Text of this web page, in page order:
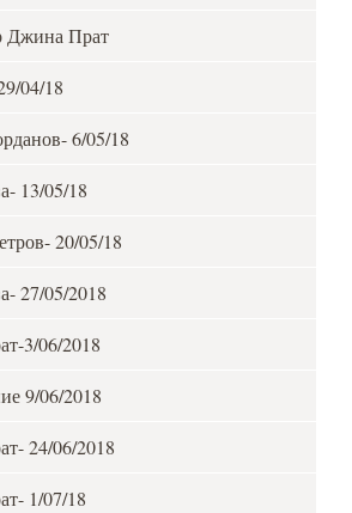
Джина Прат
04/18
6/05/18
13/05/18
20/05/18
27/05/2018
3/06/2018
9/06/2018
24/06/2018
1/07/18